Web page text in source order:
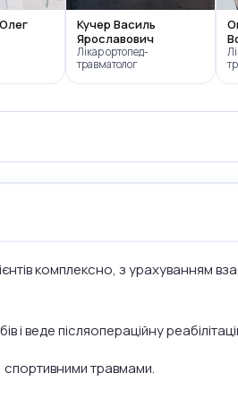
Кучер Василь
Ярославович
Лікар ортопед-
травматолог
комплексно, з урахуванням
веде післяопераційну
травмами.